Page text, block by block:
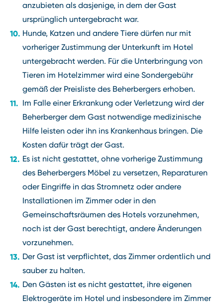
anzubieten als dasjenige, in dem der Gast
ursprünglich untergebracht war.
Hunde, Katzen und andere Tiere dürfen nur mit
vorheriger Zustimmung der Unterkunft im Hotel
untergebracht werden. Für die Unterbringung von
Tieren im Hotelzimmer wird eine Sondergebühr
gemäß der Preisliste des Beherbergers erhoben.
Im Falle einer Erkrankung oder Verletzung wird der
Beherberger dem Gast notwendige medizinische
Hilfe leisten oder ihn ins Krankenhaus bringen. Die
Kosten dafür trägt der Gast.
Es ist nicht gestattet, ohne vorherige Zustimmung
des Beherbergers Möbel zu versetzen, Reparaturen
oder Eingriffe in das Stromnetz oder andere
Installationen im Zimmer oder in den
Gemeinschaftsräumen des Hotels vorzunehmen,
noch ist der Gast berechtigt, andere Änderungen
vorzunehmen.
Der Gast ist verpflichtet, das Zimmer ordentlich und
sauber zu halten.
Den Gästen ist es nicht gestattet, ihre eigenen
Elektrogeräte im Hotel und insbesondere im Zimmer